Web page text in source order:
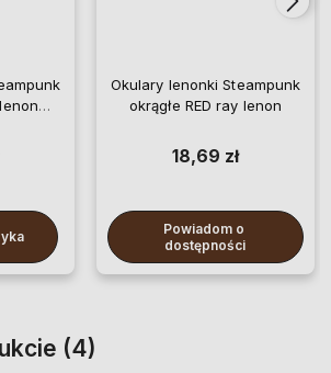
Okulary lenonki Steampunk
okrągłe RED ray lenon
18,69 zł
Powiadom o
dostępności
(4)